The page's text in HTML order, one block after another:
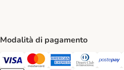
Modalità di pagamento
Paga con Visa. Payment Method
Paga con Mastercard. Payment
Paga con American
Paga conPaga